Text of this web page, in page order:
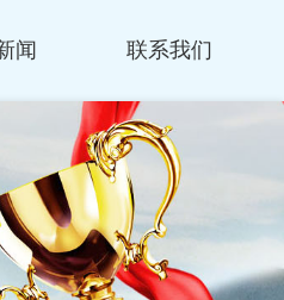
闻 联系我们